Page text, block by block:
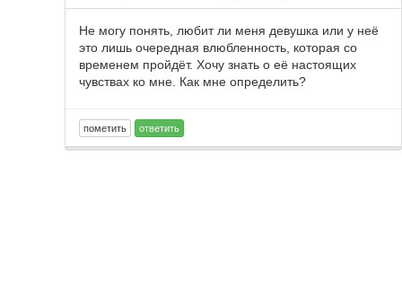
Не могу понять, любит ли меня девушка или у неё
это лишь очередная влюбленность, которая со
временем пройдёт. Хочу знать о её настоящих
чувствах ко мне. Как мне определить?